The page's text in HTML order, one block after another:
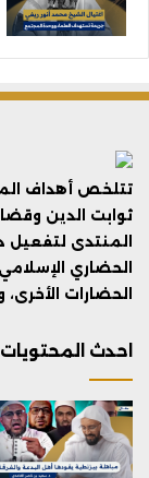
تتلخص أهداف
ثوابت الدين
المنتدى لتفعيل
الحضاري
الحضارات
احدث المحتويات